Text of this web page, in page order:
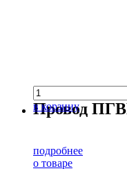
в корзину
Провод
подробнее
о товаре